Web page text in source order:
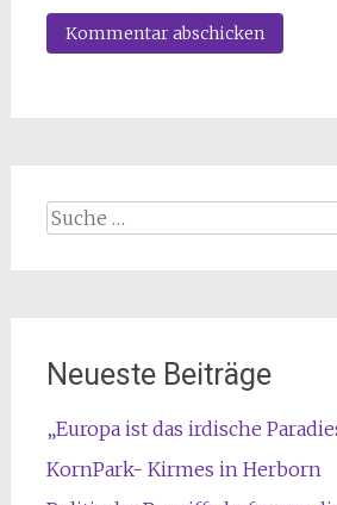
Suche
Neueste Beiträge
„Europa ist das irdische
KornPark- Kirmes in Herborn